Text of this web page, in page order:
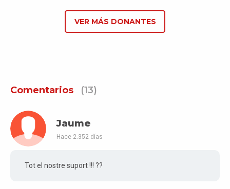
VER MÁS DONANTES
Comentarios (13)
Jaume
Hace 2.352 días
Tot el nostre suport !!! ??